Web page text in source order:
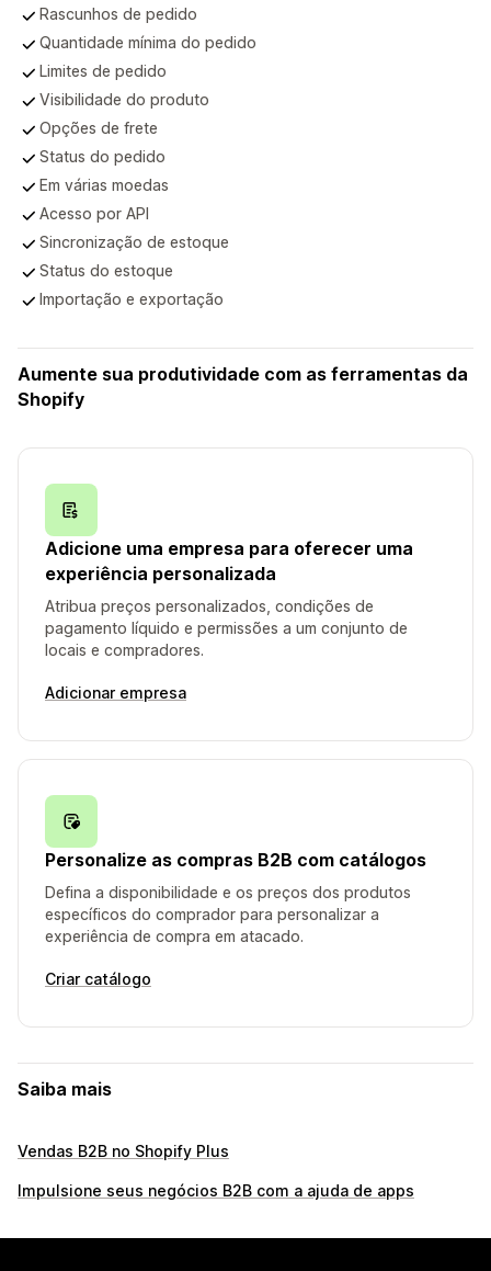
Compatível
Rascunhos de pedido
Compatível
Quantidade mínima do pedido
Compatível
Limites de pedido
Compatível
Visibilidade do produto
Compatível
Opções de frete
Compatível
Status do pedido
Compatível
Em várias moedas
Compatível
Acesso por API
Compatível
Sincronização de estoque
Compatível
Status do estoque
Compatível
Importação e exportação
Aumente sua produtividade com as ferramentas da
Shopify
Adicione uma empresa para oferecer uma
experiência personalizada
Atribua preços personalizados, condições de
pagamento líquido e permissões a um conjunto de
locais e compradores.
Adicionar empresa
Personalize as compras B2B com catálogos
Defina a disponibilidade e os preços dos produtos
específicos do comprador para personalizar a
experiência de compra em atacado.
Criar catálogo
Saiba mais
Vendas B2B no Shopify Plus
Impulsione seus negócios B2B com a ajuda de apps